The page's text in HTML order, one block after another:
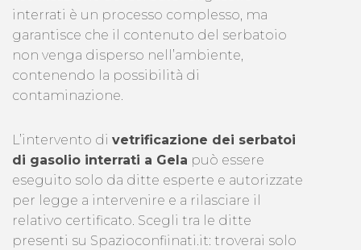
interrati è un processo complesso, ma
garantisce che il contenuto del serbatoio
non venga disperso nell’ambiente,
contenendo la possibilità di
contaminazione.
L’intervento di vetrificazione dei serbatoi
di gasolio interrati a Gela può essere
eseguito solo da ditte esperte e autorizzate
per legge a intervenire e a rilasciare il
relativo certificato. Scegli tra le ditte
presenti su Spazioconfiinati.it: troverai solo